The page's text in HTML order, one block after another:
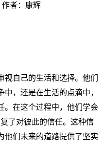
作者： 康辉
自己的生活和选择。他们
，还是在生活的点滴中，
。在这个过程中，他们学会
了对彼此的信任。这种信
他们未来的道路提供了坚实